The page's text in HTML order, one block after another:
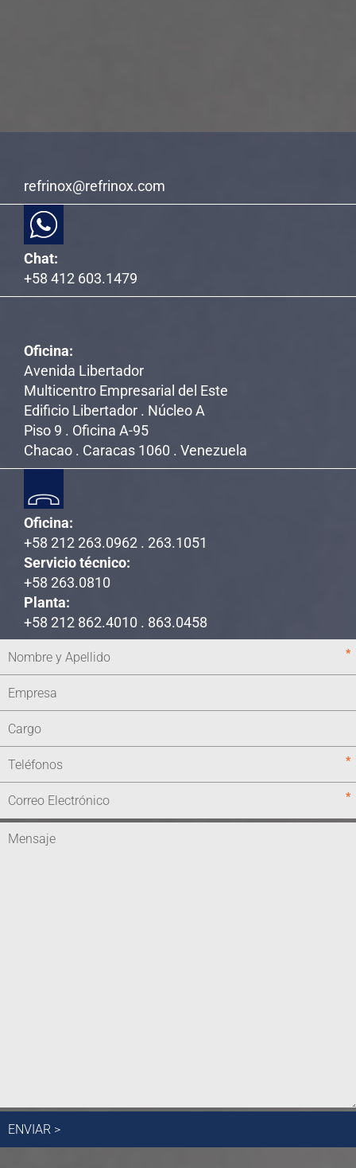
refrinox@refrinox.com
Chat:
+58 412 603.1479
Oficina:
Avenida Libertador
Multicentro Empresarial del Este
Edificio Libertador . Núcleo A
Piso 9 . Oficina A-95
Chacao . Caracas 1060 . Venezuela
Oficina:
+58 212 263.0962 . 263.1051
Servicio técnico:
+58 263.0810
Planta:
+58 212 862.4010 . 863.0458
*
*
*